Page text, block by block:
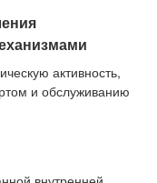
активность,
и обслуживанию